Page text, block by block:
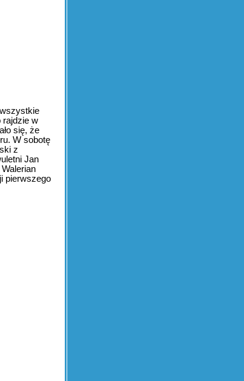
rajdzie w
się, że
W sobotę
z
Jan
pierwszego